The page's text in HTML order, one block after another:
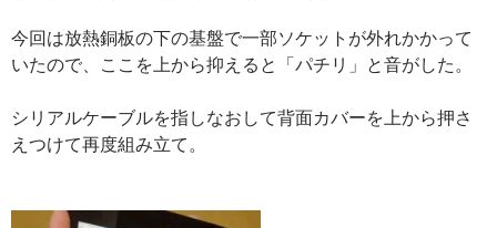
今回は放熱銅板の下の基盤で一部ソケットが外れかかって
いたので、ここを上から抑えると「パチリ」と音がした。
シリアルケーブルを指しなおして背面カバーを上から押さ
えつけて再度組み立て。